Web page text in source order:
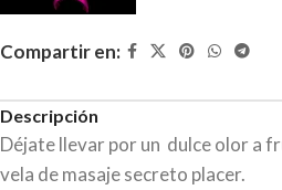
Compartir en:
Descripción
Déjate llevar por un dulce olor a
vela de masaje secreto placer.